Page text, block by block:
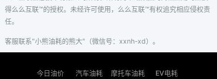
得么么互联™的授权。未经许可使用，么么互联™有权追究相应侵权责
任。
客服联系"小熊油耗的熊大"（微信号：xxnh-xd）。
今日油价 汽车油耗 摩托车油耗 EV电耗